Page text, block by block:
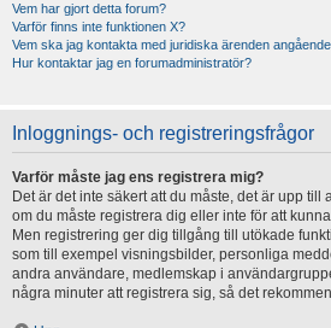
Vem har gjort detta forum?
Varför finns inte funktionen X?
Vem ska jag kontakta med juridiska ärenden
Hur kontaktar jag en forumadministratör?
Inloggnings- och registreringsfrågor
Varför måste jag ens registrera mig?
Det är det inte säkert att du måste, det är upp till
om du måste registrera dig eller inte för att
Men registrering ger dig tillgång till utökade
som till exempel visningsbilder, personliga
andra användare, medlemskap i
några minuter att registrera sig, så det